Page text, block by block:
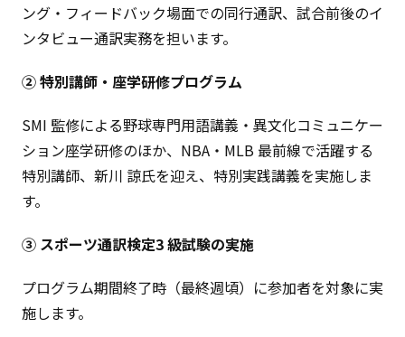
ング・フィードバック場面での同行通訳、試合前後のイ
ンタビュー通訳実務を担います。
② 特別講師・座学研修プログラム
SMI 監修による野球専門用語講義・異文化コミュニケー
ション座学研修のほか、NBA・MLB 最前線で活躍する
特別講師、新川 諒氏を迎え、特別実践講義を実施しま
す。
③ スポーツ通訳検定3 級試験の実施
プログラム期間終了時（最終週頃）に参加者を対象に実
施します。